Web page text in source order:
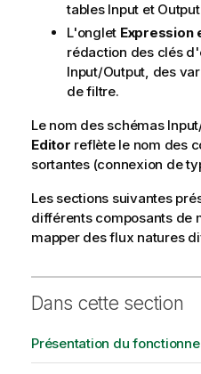
tables Input et
L'onglet Expression
rédaction des clés
Input/Output, des
de filtre.
Le nom des schémas
Editor reflète le nom des
sortantes (connexion de
Les sections suivantes
différents composants de
mapper des flux natures
Dans cette section
Présentation du